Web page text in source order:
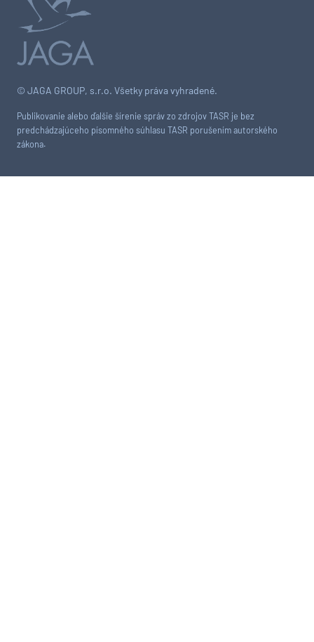
© JAGA GROUP, s.r.o. Všetky práva vyhradené.
Publikovanie alebo ďalšie šírenie správ zo zdrojov TASR je bez
predchádzajúceho písomného súhlasu TASR porušením autorského
zákona.